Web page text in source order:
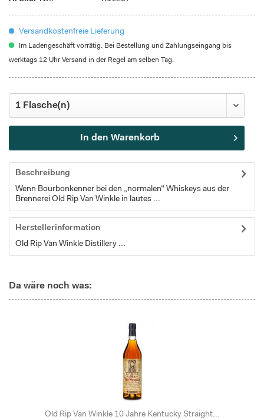
Versandkostenfreie Lieferung
Im Ladengeschäft vorrätig. Bei Bestellung und Zahlungseingang bis
werktags 12 Uhr Versand in der Regel am selben Tag.
In den Warenkorb
Beschreibung
Wenn Bourbonkenner bei den „normalen“ Whiskeys aus der
Brennerei Old Rip Van Winkle in lautes ...
Herstellerinformation
Old Rip Van Winkle Distillery ...
Da wäre noch was:
Old Rip Van Winkle 10 Jahre Kentucky Straight...